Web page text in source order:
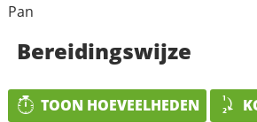
Pan
Bereidingswijze
TOON HOEVEELHEDEN